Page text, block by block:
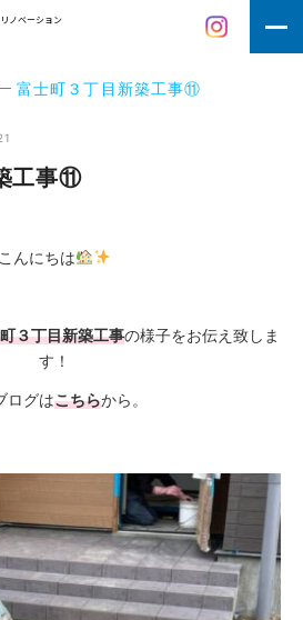
ノベーション
富士町３丁目新築工事⑪
工事⑪
こんにちは
３丁目新築工事の様子をお伝え致しま
す！
ログはこちらから。